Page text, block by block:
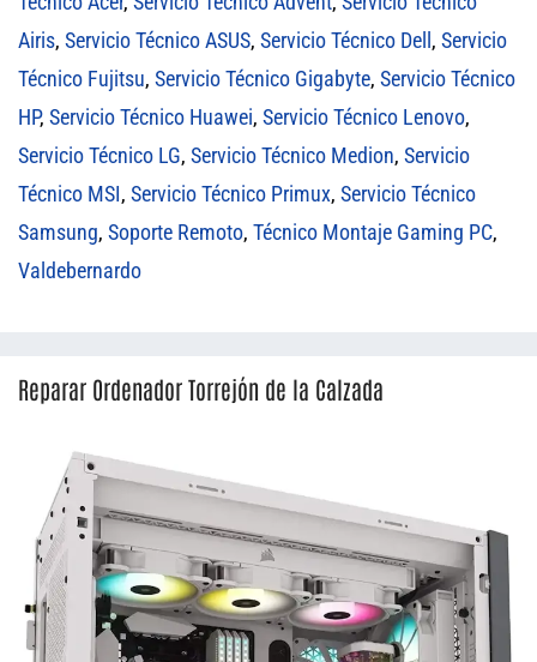
Airis, Servicio Técnico ASUS, Servicio Técnico Dell , Servicio
Técnico Fujitsu, Servicio Técnico Gigabyte, Servicio Técnico
HP, Servicio Técnico Huawei, Servicio Técnico Lenovo,
Servicio Técnico LG, Servicio Técnico Medion, Servicio
Técnico MSI, Servicio Técnico Primux, Servicio Técnico
Samsung, Soporte Remoto, Técnico Montaje Gaming PC,
Valdebernardo
Reparar Ordenador Torrejón de la Calzada